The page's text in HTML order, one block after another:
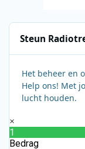
Steun
Het beheer en
Help ons! Met
lucht houden.